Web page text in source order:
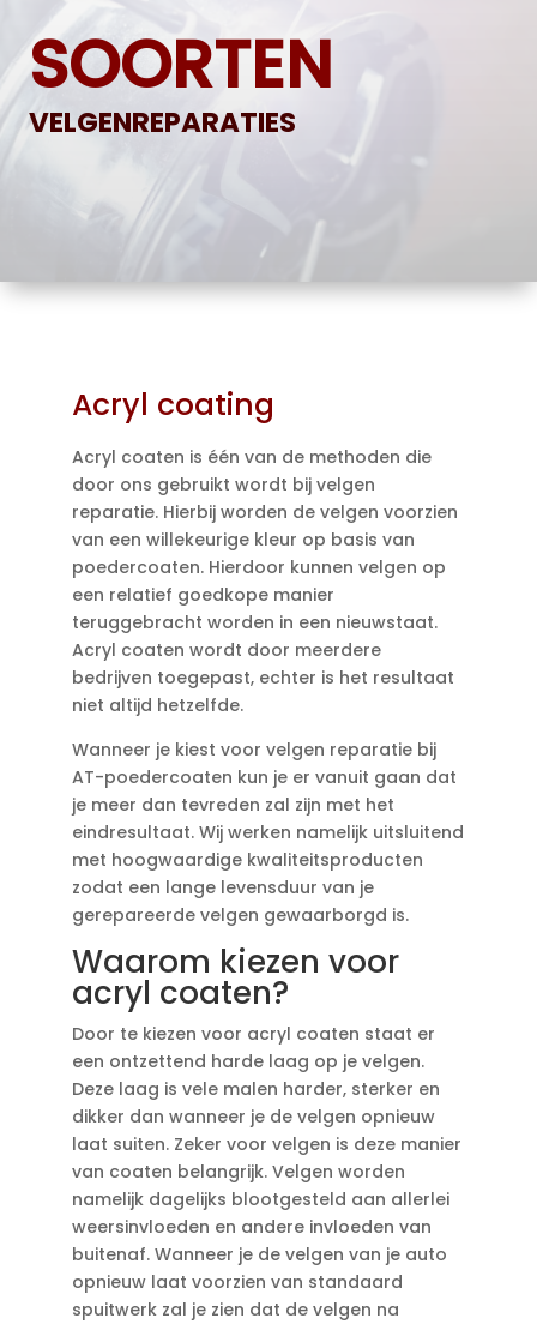
SOORTEN
VELGENREPARATIES
Acryl coating
Acryl coaten is één van de methoden die
door ons gebruikt wordt bij velgen
reparatie. Hierbij worden de velgen voorzien
van een willekeurige kleur op basis van
poedercoaten. Hierdoor kunnen velgen op
een relatief goedkope manier
teruggebracht worden in een nieuwstaat.
Acryl coaten wordt door meerdere
bedrijven toegepast, echter is het resultaat
niet altijd hetzelfde.
Wanneer je kiest voor velgen reparatie bij
AT-poedercoaten kun je er vanuit gaan dat
je meer dan tevreden zal zijn met het
eindresultaat. Wij werken namelijk uitsluitend
met hoogwaardige kwaliteitsproducten
zodat een lange levensduur van je
gerepareerde velgen gewaarborgd is.
Waarom kiezen voor
acryl coaten?
Door te kiezen voor acryl coaten staat er
een ontzettend harde laag op je velgen.
Deze laag is vele malen harder, sterker en
dikker dan wanneer je de velgen opnieuw
laat suiten. Zeker voor velgen is deze manier
van coaten belangrijk. Velgen worden
namelijk dagelijks blootgesteld aan allerlei
weersinvloeden en andere invloeden van
buitenaf. Wanneer je de velgen van je auto
opnieuw laat voorzien van standaard
spuitwerk zal je zien dat de velgen na